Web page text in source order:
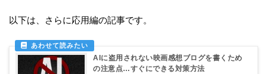
以下は、さらに応用編の記事です。
AIに盗用されない映画感想ブログを書くため
の注意点…すぐにできる対策方法